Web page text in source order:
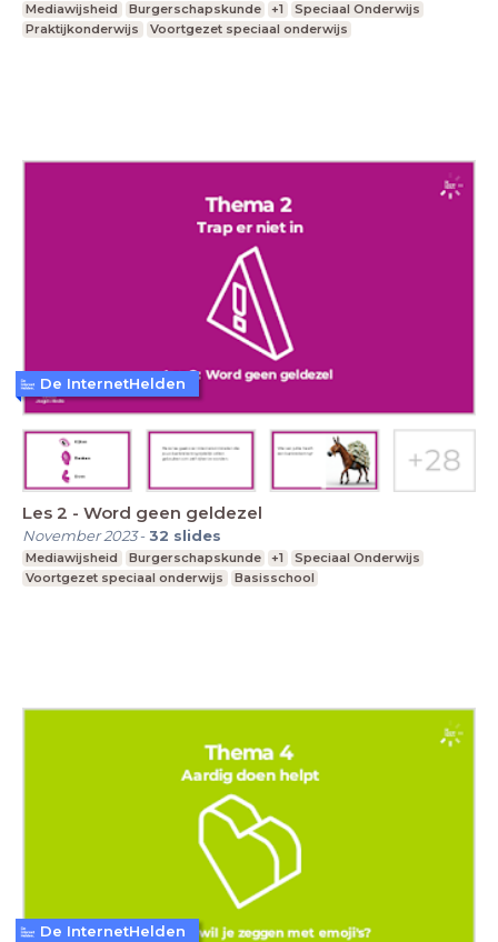
Mediawijsheid Burgerschapskunde +1
Speciaal Onderwijs
Praktijkonderwijs
Voortgezet speciaal onderwijs
Les 2 - Word geen geldezel
November 2023-32 slides
Mediawijsheid Burgerschapskunde +1
Speciaal Onderwijs
Voortgezet speciaal onderwijs
Basisschool
De InternetHelden
De InternetHelden